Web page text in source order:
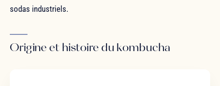
sodas industriels.
Origine et histoire du kombucha